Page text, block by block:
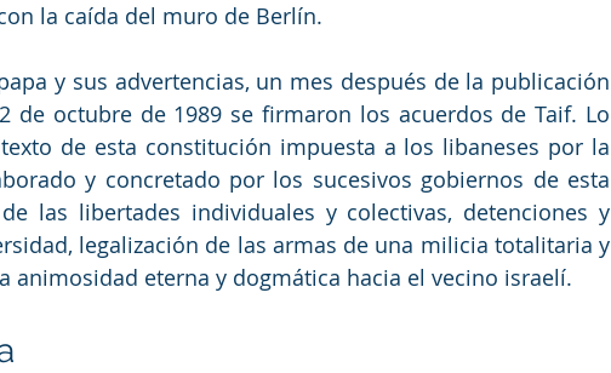
la caída del muro de Berlín.
y sus advertencias, un mes después de la publicación
de octubre de 1989 se firmaron los acuerdos de Taif. Lo
de esta constitución impuesta a los libaneses por la
y concretado por los sucesivos gobiernos de esta
las libertades individuales y colectivas, detenciones y
legalización de las armas de una milicia totalitaria y
animosidad eterna y dogmática hacia el vecino israelí.